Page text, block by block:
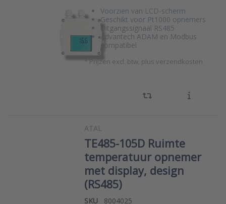
Voorzien van LCD-scherm
Geschikt voor Pt1000 opnemers
Uitgangssignaal RS485
Advantech ADAM en Modbus
compatibel
*Prijzen excl. btw, plus verzendkosten
ATAL
TE485-105D Ruimte
temperatuur opnemer
met display, design
(RS485)
SKU
8004025